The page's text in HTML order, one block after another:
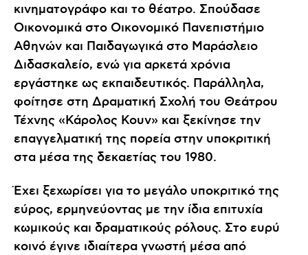
κινηματογράφο και το θέατρο. Σπούδασε
Οικονομικά στο Οικονομικό Πανεπιστήμιο
Αθηνών και Παιδαγωγικά στο Μαράσλειο
Διδασκαλείο, ενώ για αρκετά χρόνια
εργάστηκε ως εκπαιδευτικός. Παράλληλα,
φοίτησε στη Δραματική Σχολή του Θεάτρου
Τέχνης «Κάρολος Κουν» και ξεκίνησε την
επαγγελματική της πορεία στην υποκριτική
στα μέσα της δεκαετίας του 1980.
Έχει ξεχωρίσει για το μεγάλο υποκριτικό της
εύρος, ερμηνεύοντας με την ίδια επιτυχία
κωμικούς και δραματικούς ρόλους. Στο ευρύ
κοινό έγινε ιδιαίτερα γνωστή μέσα από